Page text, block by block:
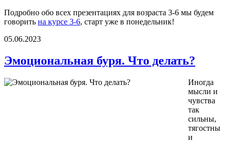
Подробно обо всех презентациях для возраста 3-6 мы будем
говорить на курсе 3-6, старт уже в понедельник!
05.06.2023
Эмоциональная буря. Что делать?
Иногда
мысли и
чувства
так
сильны,
тягостны
и